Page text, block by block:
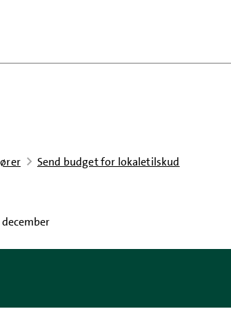
Send budget for lokaletilskud